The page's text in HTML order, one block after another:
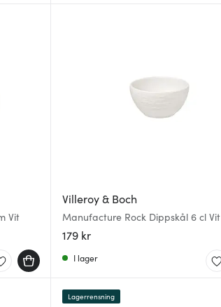
Vit
Villeroy & Boch
Manufacture Rock Dippskål 6 cl Vit
179 kr
I lager
Lagerrensning